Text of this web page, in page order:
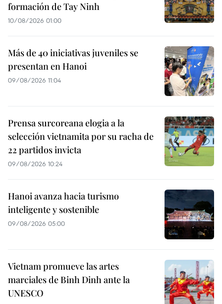
formación de Tay Ninh
10/08/2026 01:00
Más de 40 iniciativas juveniles se
presentan en Hanoi
09/08/2026 11:04
Prensa surcoreana elogia a la
selección vietnamita por su racha de
22 partidos invicta
09/08/2026 10:24
Hanoi avanza hacia turismo
inteligente y sostenible
09/08/2026 05:00
Vietnam promueve las artes
marciales de Binh Dinh ante la
UNESCO